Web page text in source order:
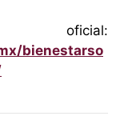
bienestarso